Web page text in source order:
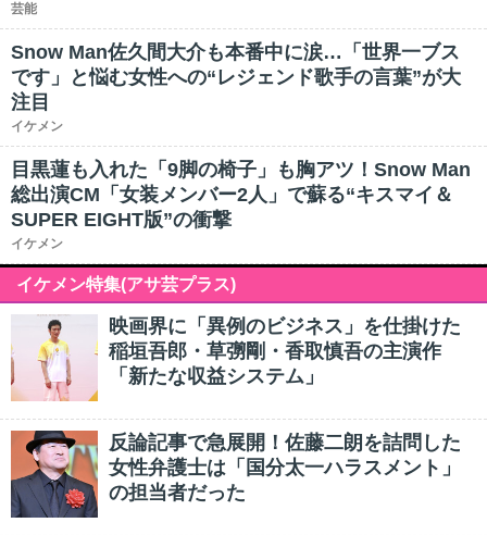
芸能
Snow Man佐久間大介も本番中に涙…「世界一ブス
です」と悩む女性への“レジェンド歌手の言葉”が大
注目
イケメン
目黒蓮も入れた「9脚の椅子」も胸アツ！Snow Man
総出演CM「女装メンバー2人」で蘇る“キスマイ＆
SUPER EIGHT版”の衝撃
イケメン
イケメン特集(アサ芸プラス)
映画界に「異例のビジネス」を仕掛けた
稲垣吾郎・草彅剛・香取慎吾の主演作
「新たな収益システム」
反論記事で急展開！佐藤二朗を詰問した
女性弁護士は「国分太一ハラスメント」
の担当者だった